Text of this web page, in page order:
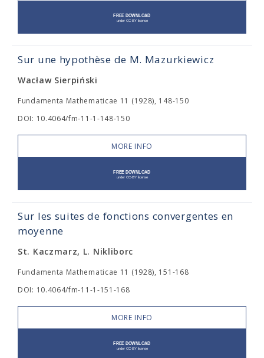
Sur une hypothèse de M. Mazurkiewicz
Wacław Sierpiński
Fundamenta Mathematicae 11 (1928), 148-150
DOI: 10.4064/fm-11-1-148-150
MORE INFO
Sur les suites de fonctions convergentes en
moyenne
St. Kaczmarz, L. Nikliborc
Fundamenta Mathematicae 11 (1928), 151-168
DOI: 10.4064/fm-11-1-151-168
MORE INFO